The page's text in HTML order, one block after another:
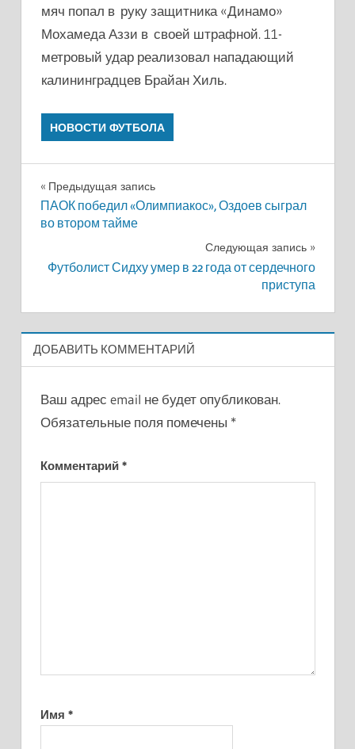
мяч попал в руку защитника «Динамо»
Мохамеда Аззи в своей штрафной. 11-
метровый удар реализовал нападающий
калининградцев Брайан Хиль.
НОВОСТИ ФУТБОЛА
Навигация
по
Предыдущая запись
ПАОК победил «Олимпиакос», Оздоев сыграл
во втором тайме
Следующая запись
Футболист Сидху умер в 22 года от сердечного
приступа
ДОБАВИТЬ КОММЕНТАРИЙ
Ваш адрес email не будет опубликован.
Обязательные поля помечены *
Комментарий *
Имя *